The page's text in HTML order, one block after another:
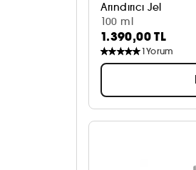
Arındırıcı Jel
100 ml
1.390,00 TL
1Yorum